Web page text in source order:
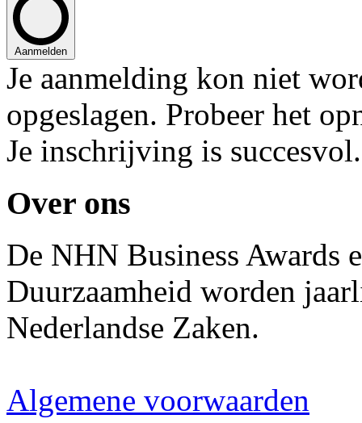
Aanmelden
Je aanmelding kon niet
opgeslagen. Probeer het
Je inschrijving is succesvol.
Over ons
De NHN Business Awards
Duurzaamheid worden
Nederlandse Zaken.
Algemene voorwaarden